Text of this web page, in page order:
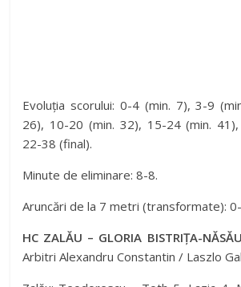
Evoluția scorului: 0-4 (min. 7), 3-9
26), 10-20 (min. 32), 15-24 (min.
22-38 (final).
Minute de eliminare: 8-8.
Aruncări de la 7 metri (transformate):
HC ZALĂU – GLORIA BISTRIȚA-
Arbitri Alexandru Constantin / Laszlo Gal